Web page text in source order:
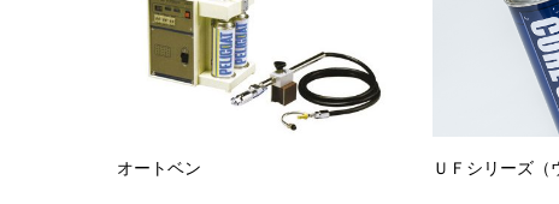
オートベン ＵＦシリーズ（